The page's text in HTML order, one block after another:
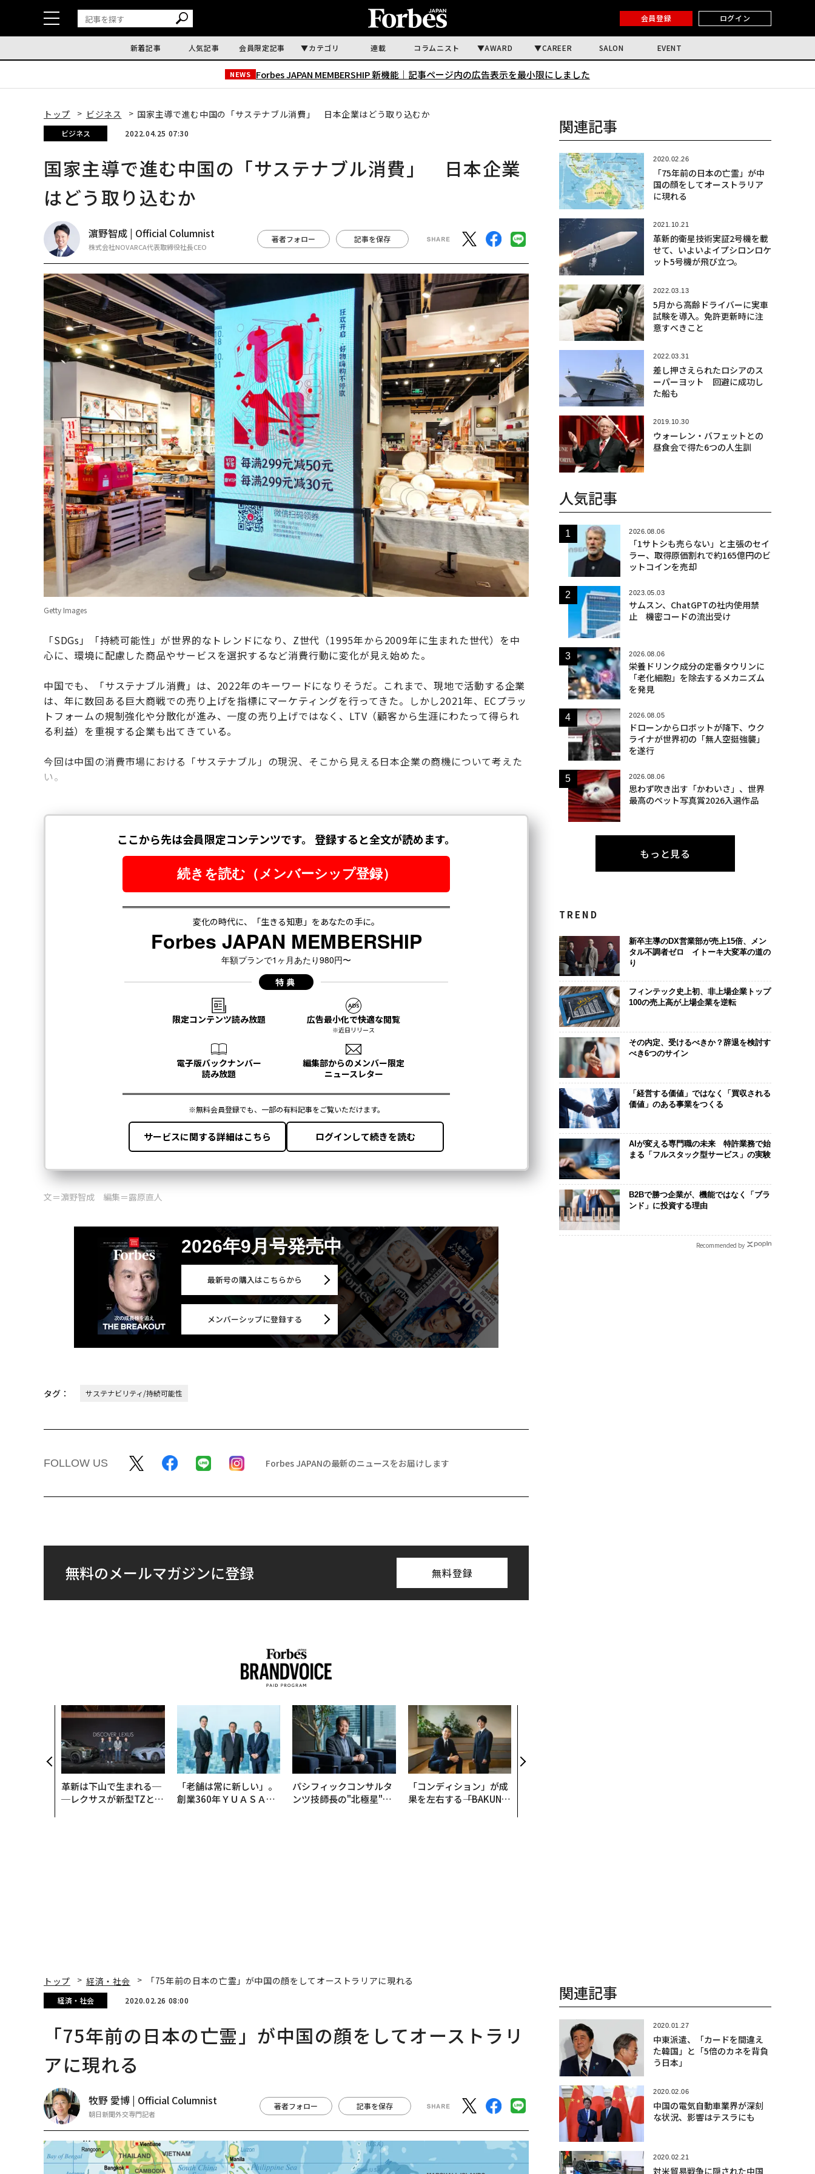
会員登録 ログイン
新着記事 人気記事 会員限定記事 カテゴリ 連載 コラムニスト AWARD CAREER SALON EVENT
NEWS Forbes JAPAN MEMBERSHIP 新機能｜ 記事ページ内の広告表示を最小限にしました
トップ ビジネス 国家主導で進む中国の「サステナブル消費」 日本企業はどう取り込むか
ビジネス 2022.04.25 07:30
国家主導で進む中国の「サステナブル消費」 日本企業
はどう取り込むか
濵野智成 | Official Columnist
株式会社NOVARCA代表取締役社長CEO
著者フォロー 記事を保存
Getty Images
「SDGs」「持続可能性」が世界的なトレンドになり、Z世代（1995年から2009年に生まれた世代）を中
心に、環境に配慮した商品やサービスを選択するなど消費行動に変化が見え始めた。
中国でも、「サステナブル消費」は、2022年のキーワードになりそうだ。これまで、現地で活動する企業
は、年に数回ある巨大商戦での売り上げを指標にマーケティングを行ってきた。しかし2021年、ECプラッ
トフォームの規制強化や分散化が進み、一度の売り上げではなく、LTV（顧客から生涯にわたって得られ
る利益）を重視する企業も出てきている。
今回は中国の消費市場における「サステナブル」の現況、そこから見える日本企業の商機について考えた
い。
文＝濵野智成 編集＝露原直人
2026年9月号発売中
最新号の購入はこちらから
メンバーシップに登録する
タグ： サステナビリティ/持続可能性
FOLLOW US Forbes JAPANの最新のニュースをお届けします
無料のメールマガジンに登録 無料登録
革新は下山で生まれる─
─レクサスが新型TZとE
「老舗は常に新しい」。
創業360年ＹＵＡＳＡと
パシフィックコンサルタ
ンツ技師長の"北極星"。
「コンディション」が成
果を左右する――「BAKUN
ビジネス×PwC】
関連記事
2020.02.26
「75年前の日本の亡霊」が中
国の顔をしてオーストラリア
に現れる
2021.10.21
革新的衛星技術実証2号機を載
せて、いよいよイプシロンロケ
ット5号機が飛び立つ。
2022.03.13
5月から高齢ドライバーに実車
試験を導入。免許更新時に注
意すべきこと
2022.03.31
差し押さえられたロシアのス
ーパーヨット 回避に成功し
た船も
2019.10.30
ウォーレン・バフェットとの
昼食会で得た6つの人生訓
人気記事
2026.08.06
「1サトシも売らない」と主張のセイ
ラー、取得原価割れで約165億円のビ
ットコインを売却
2023.05.03
サムスン、ChatGPTの社内使用禁
止 機密コードの流出受け
2026.08.06
栄養ドリンク成分の定番タウリンに
「老化細胞」を除去するメカニズム
を発見
2026.08.05
ドローンからロボットが降下、ウク
ライナが世界初の「無人空挺強襲」
を遂行
2026.08.06
思わず吹き出す「かわいさ」、世界
最高のペット写真賞2026入選作品
もっと見る
TREND
新卒主導のDX営業部が売上15倍、メン
タル不調者ゼロ イトーキ大変革の道の
り
フィンテック史上初、非上場企業トップ
100の売上高が上場企業を逆転
その内定、受けるべきか？辞退を検討す
べき6つのサイン
「経営する価値」ではなく「買収される
価値」のある事業をつくる
AIが変える専門職の未来 特許業務で始
まる「フルスタック型サービス」の実験
B2Bで勝つ企業が、機能ではなく「ブラ
ンド」に投資する理由
Recommended by
トップ 経済・社会 「75年前の日本の亡霊」が中国の顔をしてオーストラリアに現れる
経済・社会 2020.02.26 08:00
「75年前の日本の亡霊」が中国の顔をしてオーストラリ
アに現れる
牧野 愛博 | Official Columnist
朝日新聞外交専門記者
著者フォロー 記事を保存
関連記事
2020.01.27
中東派遣、「カードを間違え
た韓国」と「5倍のカネを背負
う日本」
2020.02.06
中国の電気自動車業界が深刻
な状況、影響はテスラにも
2020.02.21
対米貿易戦争に隠された中国